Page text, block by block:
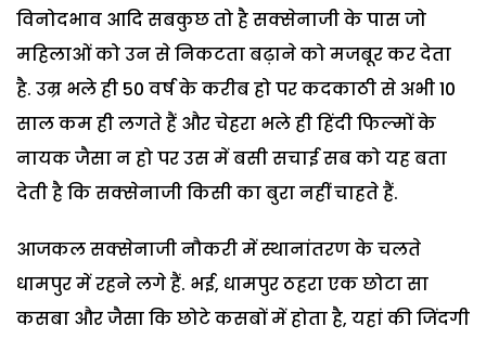
विनोदभाव आदि सबकुछ तो है सक्सेनाजी के पास जो
महिलाओं को उन से निकटता बढ़ाने को मजबूर कर देता
है. उम्र भले ही 50 वर्ष के करीब हो पर कदकाठी से अभी 10
साल कम ही लगते हैं और चेहरा भले ही हिंदी फिल्मों के
नायक जैसा न हो पर उस में बसी सचाई सब को यह बता
देती है कि सक्सेनाजी किसी का बुरा नहीं चाहते हैं.
आजकल सक्सेनाजी नौकरी में स्थानांतरण के चलते
धामपुर में रहने लगे हैं. भई, धामपुर ठहरा एक छोटा सा
कसबा और जैसा कि छोटे कसबों में होता है, यहां की जिंदगी